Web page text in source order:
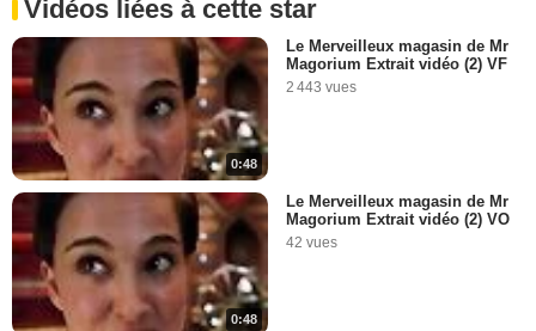
Vidéos liées à cette star
0:48
Le Merveilleux magasin de Mr
Magorium Extrait vidéo (2) VF
2 443 vues
0:48
Le Merveilleux magasin de Mr
Magorium Extrait vidéo (2) VO
42 vues